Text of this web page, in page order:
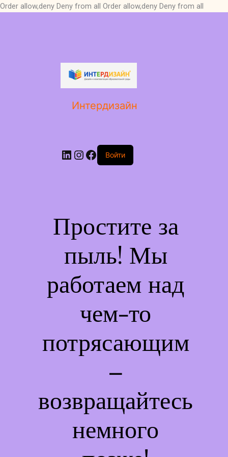
Order allow,deny Deny from all Order allow,deny Deny from all
Интердизайн
LinkedIn
Instagram
Facebook
Войти
Простите за
пыль! Мы
работаем над
чем-то
потрясающим
–
возвращайтесь
немного